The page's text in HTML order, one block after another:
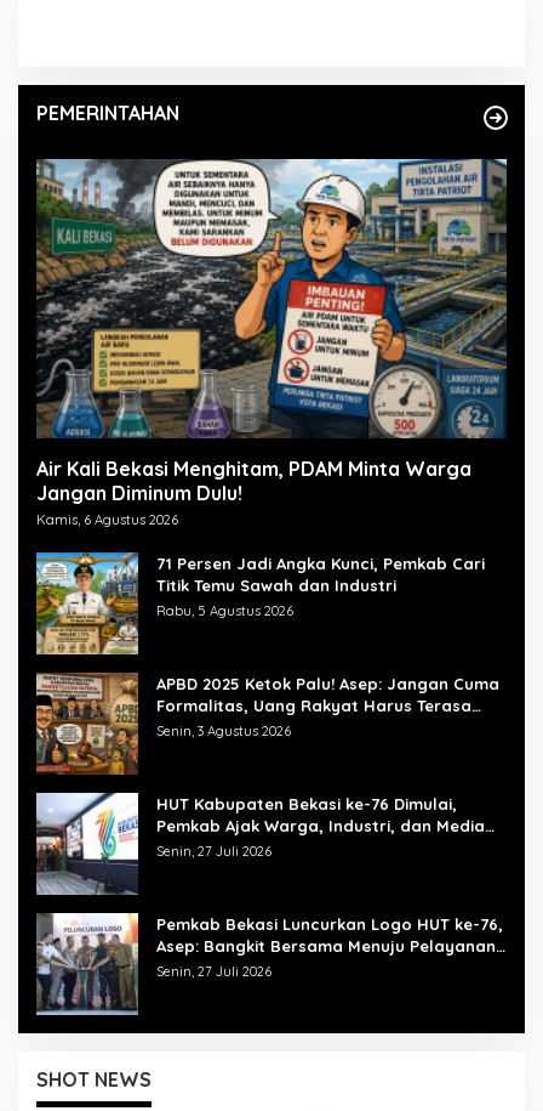
PEMERINTAHAN
Air Kali Bekasi Menghitam, PDAM Minta Warga
Jangan Diminum Dulu!
Kamis, 6 Agustus 2026
71 Persen Jadi Angka Kunci, Pemkab Cari
Titik Temu Sawah dan Industri
Rabu, 5 Agustus 2026
APBD 2025 Ketok Palu! Asep: Jangan Cuma
Formalitas, Uang Rakyat Harus Terasa
Manfaatnya
Senin, 3 Agustus 2026
HUT Kabupaten Bekasi ke-76 Dimulai,
Pemkab Ajak Warga, Industri, dan Media
Kibarkan Semangat “Bangkit Bersama”
Senin, 27 Juli 2026
Pemkab Bekasi Luncurkan Logo HUT ke-76,
Asep: Bangkit Bersama Menuju Pelayanan
yang Lebih Baik
Senin, 27 Juli 2026
SHOT NEWS